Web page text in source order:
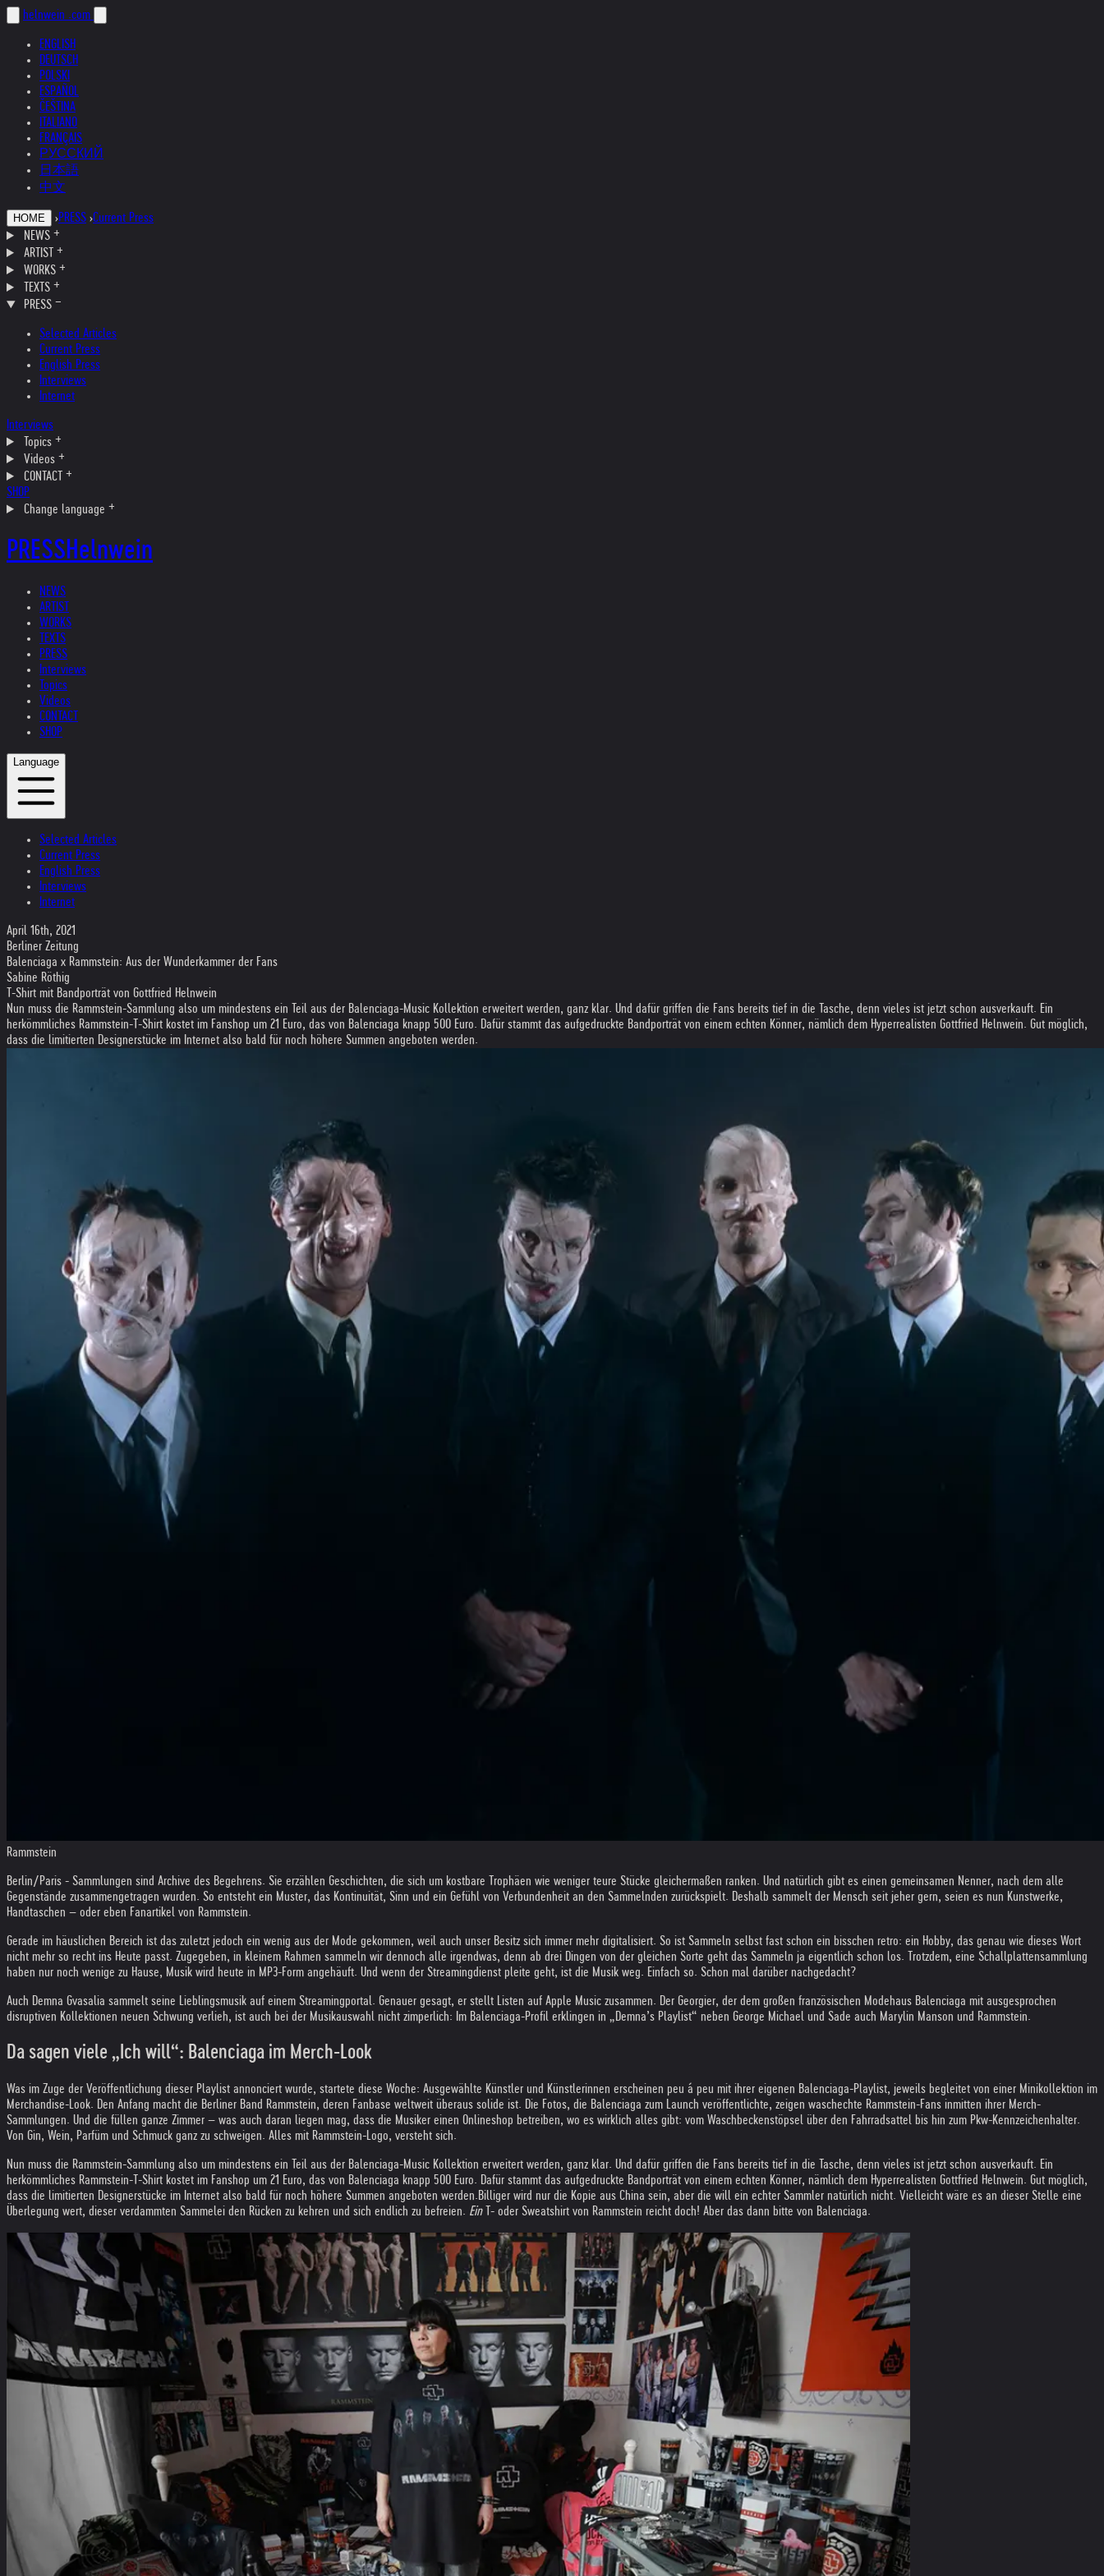
helnwein .com
ENGLISH
DEUTSCH
POLSKI
ESPAÑOL
ČEŠTINA
ITALIANO
FRANÇAIS
РУССКИЙ
日本語
中文
HOME ›PRESS ›Current Press
NEWS
ARTIST
WORKS
TEXTS
PRESS
Selected Articles
Current Press
English Press
Interviews
Internet
Interviews
Topics
Videos
CONTACT
SHOP
Change language
PRESSHelnwein
NEWS
ARTIST
WORKS
TEXTS
PRESS
Interviews
Topics
Videos
CONTACT
SHOP
Language
Selected Articles
Current Press
English Press
Interviews
Internet
April 16th, 2021
Berliner Zeitung
Balenciaga x Rammstein: Aus der Wunderkammer der Fans
Sabine Röthig
T-Shirt mit Bandporträt von Gottfried Helnwein
Nun muss die Rammstein-Sammlung also um mindestens ein Teil aus der Balenciaga-Music Kollektion erweitert werden, ganz klar. Und dafür griffen die Fans bereits tief in die Tasche, denn vieles ist jetzt schon ausverkauft. Ein
herkömmliches Rammstein-T-Shirt kostet im Fanshop um 21 Euro, das von Balenciaga knapp 500 Euro. Dafür stammt das aufgedruckte Bandporträt von einem echten Könner, nämlich dem Hyperrealisten Gottfried Helnwein. Gut möglich,
dass die limitierten Designerstücke im Internet also bald für noch höhere Summen angeboten werden.
Rammstein
Berlin/Paris - Sammlungen sind Archive des Begehrens. Sie erzählen Geschichten, die sich um kostbare Trophäen wie weniger teure Stücke gleichermaßen ranken. Und natürlich gibt es einen gemeinsamen Nenner, nach dem alle
Gegenstände zusammengetragen wurden. So entsteht ein Muster, das Kontinuität, Sinn und ein Gefühl von Verbundenheit an den Sammelnden zurückspielt. Deshalb sammelt der Mensch seit jeher gern, seien es nun Kunstwerke,
Handtaschen – oder eben Fanartikel von Rammstein.
Gerade im häuslichen Bereich ist das zuletzt jedoch ein wenig aus der Mode gekommen, weil auch unser Besitz sich immer mehr digitalisiert. So ist Sammeln selbst fast schon ein bisschen retro: ein Hobby, das genau wie dieses Wort
nicht mehr so recht ins Heute passt. Zugegeben, in kleinem Rahmen sammeln wir dennoch alle irgendwas, denn ab drei Dingen von der gleichen Sorte geht das Sammeln ja eigentlich schon los. Trotzdem, eine Schallplattensammlung
haben nur noch wenige zu Hause, Musik wird heute in MP3-Form angehäuft. Und wenn der Streamingdienst pleite geht, ist die Musik weg. Einfach so. Schon mal darüber nachgedacht?
Auch Demna Gvasalia sammelt seine Lieblingsmusik auf einem Streamingportal. Genauer gesagt, er stellt Listen auf Apple Music zusammen. Der Georgier, der dem großen französischen Modehaus Balenciaga mit ausgesprochen
disruptiven Kollektionen neuen Schwung verlieh, ist auch bei der Musikauswahl nicht zimperlich: Im Balenciaga-Profil erklingen in „Demna’s Playlist“ neben George Michael und Sade auch Marylin Manson und Rammstein.
Da sagen viele „Ich will“: Balenciaga im Merch-Look
Was im Zuge der Veröffentlichung dieser Playlist annonciert wurde, startete diese Woche: Ausgewählte Künstler und Künstlerinnen erscheinen peu á peu mit ihrer eigenen Balenciaga-Playlist, jeweils begleitet von einer Minikollektion im
Merchandise-Look. Den Anfang macht die Berliner Band Rammstein, deren Fanbase weltweit überaus solide ist. Die Fotos, die Balenciaga zum Launch veröffentlichte, zeigen waschechte Rammstein-Fans inmitten ihrer Merch-
Sammlungen. Und die füllen ganze Zimmer – was auch daran liegen mag, dass die Musiker einen Onlineshop betreiben, wo es wirklich alles gibt: vom Waschbeckenstöpsel über den Fahrradsattel bis hin zum Pkw-Kennzeichenhalter.
Von Gin, Wein, Parfüm und Schmuck ganz zu schweigen. Alles mit Rammstein-Logo, versteht sich.
Nun muss die Rammstein-Sammlung also um mindestens ein Teil aus der Balenciaga-Music Kollektion erweitert werden, ganz klar. Und dafür griffen die Fans bereits tief in die Tasche, denn vieles ist jetzt schon ausverkauft. Ein
herkömmliches Rammstein-T-Shirt kostet im Fanshop um 21 Euro, das von Balenciaga knapp 500 Euro. Dafür stammt das aufgedruckte Bandporträt von einem echten Könner, nämlich dem Hyperrealisten Gottfried Helnwein. Gut möglich,
dass die limitierten Designerstücke im Internet also bald für noch höhere Summen angeboten werden.Billiger wird nur die Kopie aus China sein, aber die will ein echter Sammler natürlich nicht. Vielleicht wäre es an dieser Stelle eine
Überlegung wert, dieser verdammten Sammelei den Rücken zu kehren und sich endlich zu befreien. EinT- oder Sweatshirt von Rammstein reicht doch! Aber das dann bitte von Balenciaga.